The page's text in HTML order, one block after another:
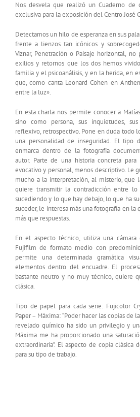
Nos desvela que realizó un Cuaderno
exclusiva para la exposición del Centro José
Detectamos un hilo de esperanza en sus
frente a lienzos tan icónicos y
Víznar, Penetración o Paisaje horizontal,
exilios y retornos que los dos hemos
familia y el psicoanálisis, y en la herida, en
que, como canta Leonard Cohen en
entre la luz».
En esta charla nos permite conocer a
sino como persona, sus inquietudes,
reflexivo, retrospectivo. Pone en duda todo
una personalidad de inseguridad. El tipo
enmarca dentro de la fotografía
autor. Parte de una historia concreta
evocativo y personal, menos descriptivo. Le
mucho a la interpretación, al misterio, que
quiere transmitir la contradicción entre lo
sucediendo y lo que hay debajo, lo que ha
suceder, le interesa más una fotografía en la
más que respuestas.
En el aspecto técnico, utiliza una
Fujifilm de formato medio con
permite una determinada gramática
elementos dentro del encuadre. El
bastante neutro y no muy técnico, quiere
clásica.
Tipo de papel para cada serie: Fujicolor
Paper – Máxima: “Poder hacer las copias de
revelado químico ha sido un privilegio y
Máxima me ha proporcionado una
extraordinaria”. El aspecto de copia
para su tipo de trabajo.